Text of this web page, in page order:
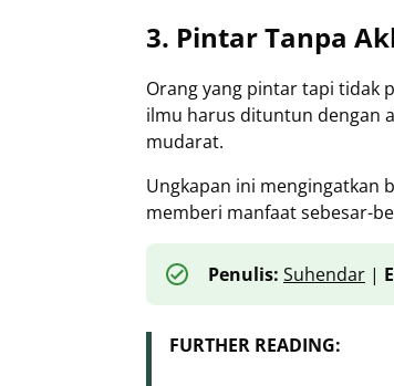
3. Pintar Tanpa
Orang yang pintar tapi tidak
ilmu harus dituntun dengan
mudarat.
Ungkapan ini mengingatkan
memberi manfaat sebesar-
Penulis: Suhendar |
FURTHER READING: